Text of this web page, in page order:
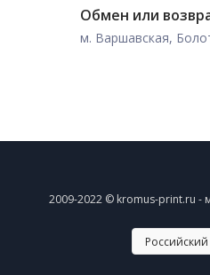
Обмен или
м. Варшавская,
2009-2022 © kromus-print.ru -